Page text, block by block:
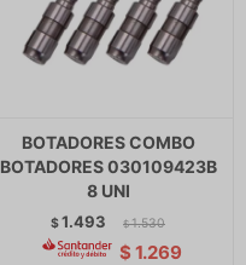
BOTADORES COMBO
BOTADORES 030109423B
8 UNI
$1.493 $ 1.530
$ 1.269